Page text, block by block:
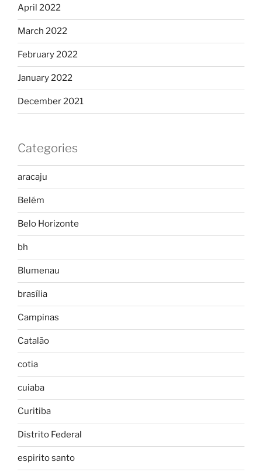
April 2022
March 2022
February 2022
January 2022
December 2021
Categories
aracaju
Belém
Belo Horizonte
bh
Blumenau
brasília
Campinas
Catalão
cotia
cuiaba
Curitiba
Distrito Federal
espirito santo